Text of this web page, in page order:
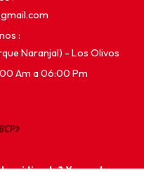
Naranjal) - Los Olivos
Am a 06:00 Pm